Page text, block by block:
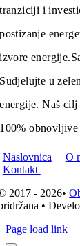
tranziciji i
postizanje
izvore energije.
Sudjelujte u
energije. Naš cilj
100%
Naslovnica O
Kontakt
2017 - 2026•
•
Page load link